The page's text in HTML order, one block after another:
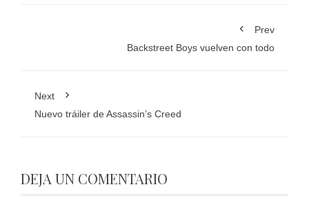
Prev
Backstreet Boys vuelven con todo
Next
Nuevo tráiler de Assassin’s Creed
DEJA UN COMENTARIO